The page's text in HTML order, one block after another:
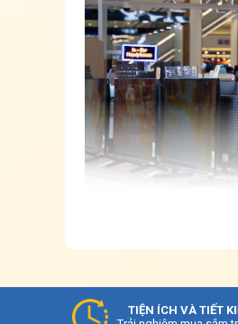
TIỆN ÍCH VÀ TIẾT